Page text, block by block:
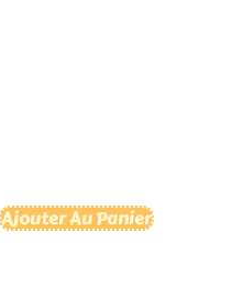
Ajouter Au Panier